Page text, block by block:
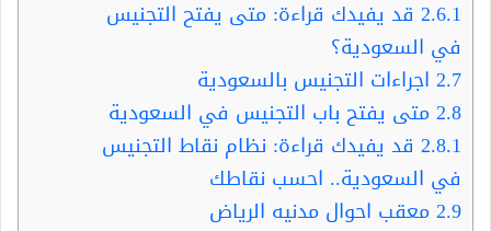
2.6.1 قد يفيدك قراءة: متى يفتح التجنيس
في السعودية؟
2.7 اجراءات التجنيس بالسعودية
2.8متى يفتح باب التجنيس في السعودية
2.8.1 قد يفيدك قراءة: نظام نقاط التجنيس
في السعودية.. احسب نقاطك
2.9معقب احوال مدنيه الرياض